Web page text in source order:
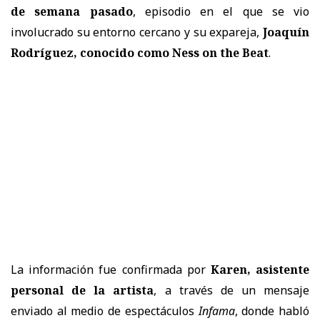
de semana pasado, episodio en el que se vio
involucrado su entorno cercano y su expareja, Joaquín
Rodríguez, conocido como Ness on the Beat.
La información fue confirmada por Karen, asistente
personal de la artista, a través de un mensaje
enviado al medio de espectáculosInfama, donde habló